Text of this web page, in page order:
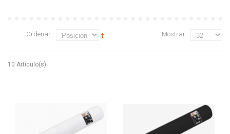
Ordenar Mostrar
10 Artículo(s)